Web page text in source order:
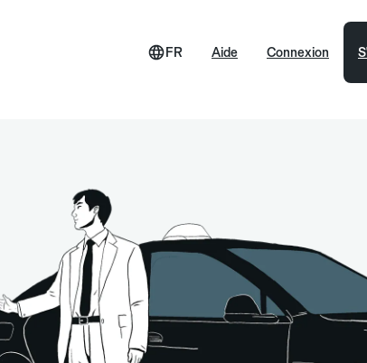
Aide
FR Connexion